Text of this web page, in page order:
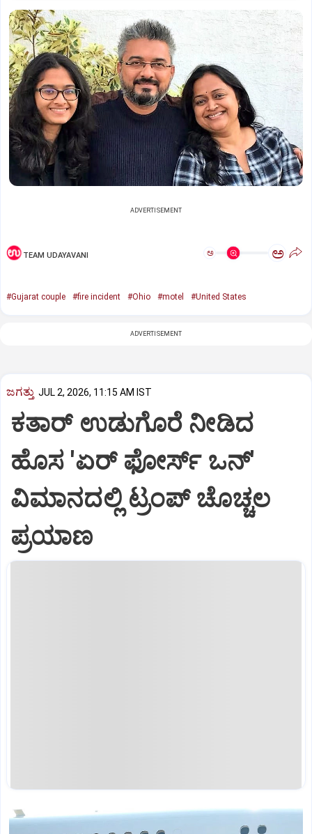
ADVERTISEMENT
TEAM UDAYAVANI ಅ ಅ
#Gujarat couple #fire incident #Ohio #motel #United States
ADVERTISEMENT
ಜಗತ್ತು JUL 2, 2026, 11:15 AM IST
ಕತಾರ್ ಉಡುಗೊರೆ ನೀಡಿದ
ಹೊಸ 'ಏರ್ ಫೋರ್ಸ್ ಒನ್'
ವಿಮಾನದಲ್ಲಿ ಟ್ರಂಪ್ ಚೊಚ್ಚಲ
ಪ್ರಯಾಣ